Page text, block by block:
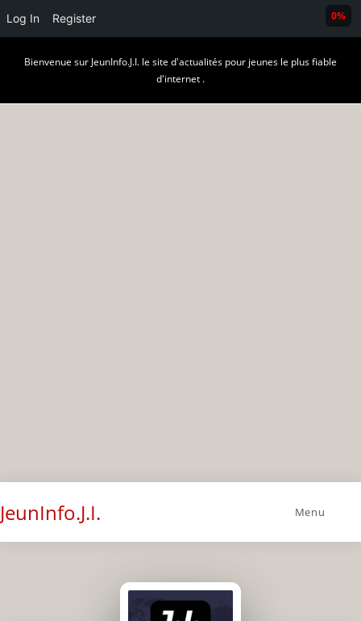
Log In Register
Bienvenue sur JeunInfo.J.I. le site d'actualités pour jeunes le plus fiable
d'internet .
JeunInfo.J.I. Menu
0%